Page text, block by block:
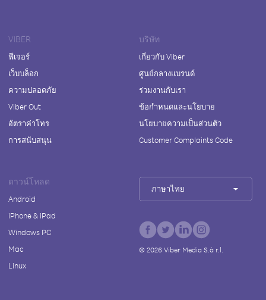
VIBER
ฟีเจอร์
เว็บบล็อก
ความปลอดภัย
Viber Out
อัตราค่าโทร
การสนับสนุน
บริษัท
เกี่ยวกับ Viber
ศูนย์กลางแบรนด์
ร่วมงานกับเรา
ข้อกำหนดและนโยบาย
นโยบายความเป็นส่วนตัว
Customer Complaints Code
ดาวน์โหลด
Android
iPhone & iPad
Windows PC
Mac
Linux
ภาษาไทย
© 2026Viber Media S.à r.l.